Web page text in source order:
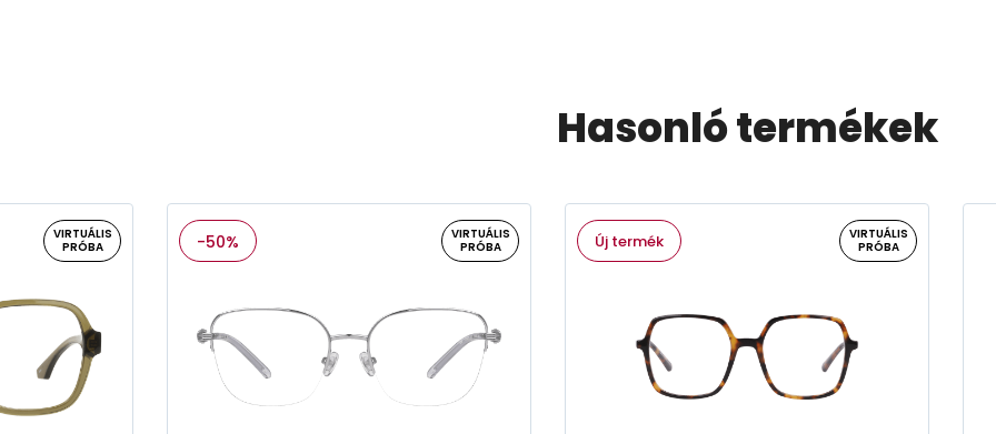
Hasonló termékek
VIRTUÁLIS
PRÓBA
-50%
VIRTUÁLIS
PRÓBA
Új termék
VIRTUÁLIS
PRÓBA